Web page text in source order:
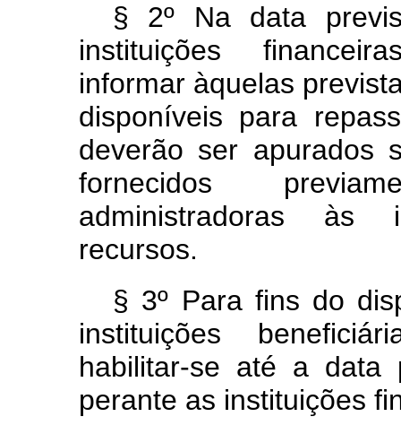
§ 2º Na data
instituições
informar àquelas
disponíveis para
deverão ser apurados
fornecidos
administradoras às
recursos.
§ 3º Para fins do
instituições
habilitar-se até a data
perante as instituições